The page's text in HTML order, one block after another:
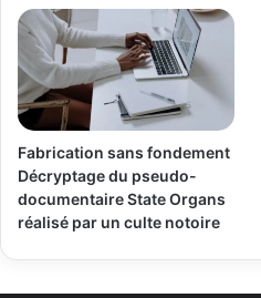
Fabrication sans fondement
Décryptage du pseudo-
documentaire State Organs
réalisé par un culte notoire